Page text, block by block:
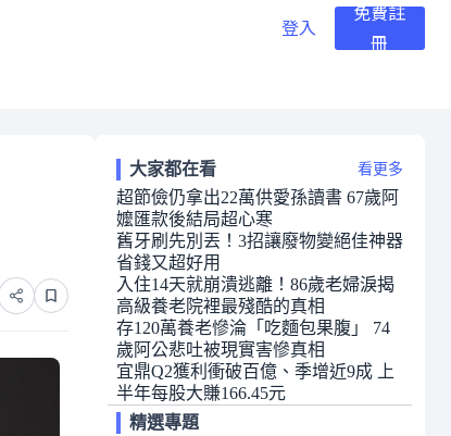
登入
免費註
冊
大家都在看 看更多
超節儉仍拿出22萬供愛孫讀書 67歲阿
嬤匯款後結局超心寒
舊牙刷先別丟！3招讓廢物變絕佳神器
省錢又超好用
入住14天就崩潰逃離！86歲老婦淚揭
高級養老院裡最殘酷的真相
存120萬養老慘淪「吃麵包果腹」 74
歲阿公悲吐被現實害慘真相
宜鼎Q2獲利衝破百億、季增近9成 上
半年每股大賺166.45元
精選專題